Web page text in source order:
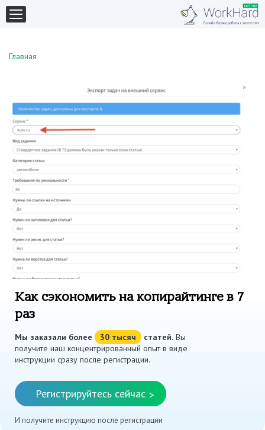
Главная
Как сэкономить на копирайтинге в 7
раз
Мы заказали более 30 тысяч статей. Вы
получите наш концентрированный опыт в виде
инструкции сразу после регистрации.
Регистрируйтесь сейчас >
И получите инструкцию после регистрации